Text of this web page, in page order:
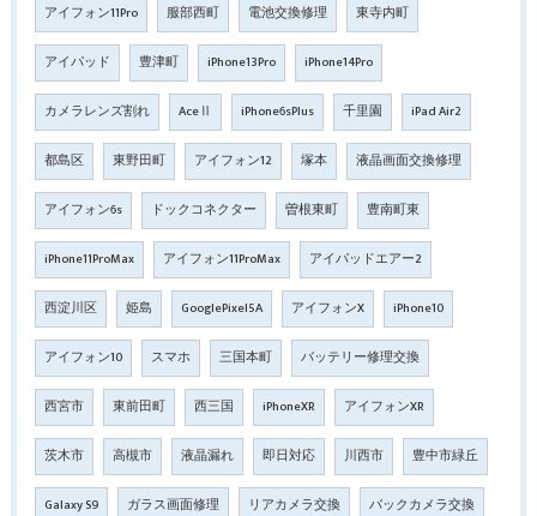
アイフォン11Pro 服部西町 電池交換修理 東寺内町
アイパッド 豊津町 iPhone13Pro iPhone14Pro
カメラレンズ割れ AceⅡ iPhone6sPlus 千里園 iPad Air2
都島区 東野田町 アイフォン12 塚本 液晶画面交換修理
アイフォン6s ドックコネクター 曽根東町 豊南町東
iPhone11ProMax アイフォン11ProMax アイパッドエアー2
西淀川区 姫島 GooglePixel5A アイフォンX iPhone10
アイフォン10 スマホ 三国本町 バッテリー修理交換
西宮市 東前田町 西三国 iPhoneXR アイフォンXR
茨木市 高槻市 液晶漏れ 即日対応 川西市 豊中市緑丘
Galaxy S9 ガラス画面修理 リアカメラ交換 バックカメラ交換